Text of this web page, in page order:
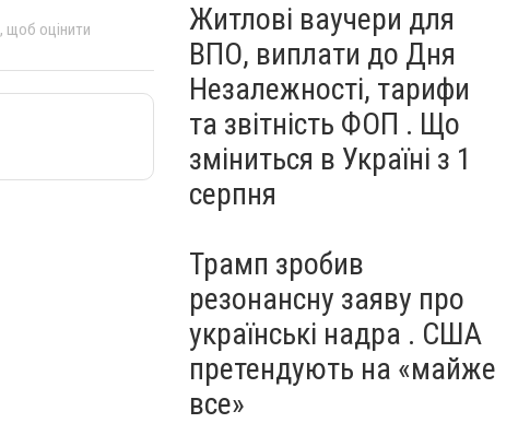
, щоб оцінити
Житлові ваучери для
ВПО, виплати до Дня
Незалежності, тарифи
та звітність ФОП . Що
зміниться в Україні з 1
серпня
Трамп зробив
резонансну заяву про
українські надра . США
претендують на «майже
все»